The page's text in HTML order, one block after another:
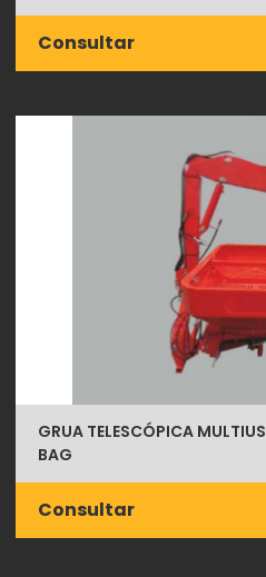
Consultar
GRUA TELESCÓPICA
BAG
Consultar